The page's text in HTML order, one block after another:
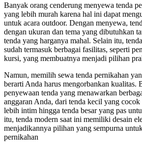
Banyak orang cenderung menyewa tenda
yang lebih murah karena hal ini dapat
untuk acara outdoor. Dengan menyewa,
dengan ukuran dan tema yang dibutuhkan
tenda yang harganya mahal. Selain itu,
sudah termasuk berbagai fasilitas, seperti
kursi, yang membuatnya menjadi pilihan
Namun, memilih sewa tenda pernikahan
berarti Anda harus mengorbankan kualitas.
penyewaan tenda yang menawarkan
anggaran Anda, dari tenda kecil yang
lebih intim hingga tenda besar yang pas
itu, tenda modern saat ini memiliki desain
menjadikannya pilihan yang sempurna
pernikahan